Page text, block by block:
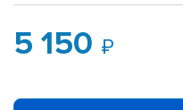
5 150